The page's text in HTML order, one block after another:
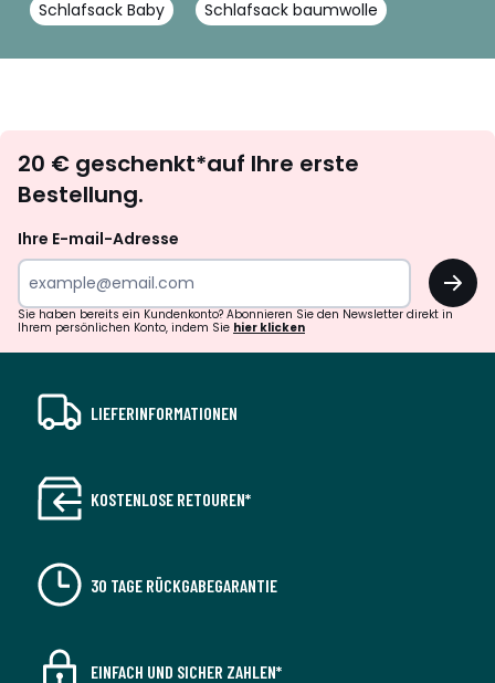
Schlafsack Baby Schlafsack baumwolle
abonnieren
20 € geschenkt*auf Ihre erste
Bestellung.
Ihre E-mail-Adresse
OK
Sie haben bereits ein Kundenkonto? Abonnieren Sie den Newsletter direkt in
Ihrem persönlichen Konto, indem Sie hier klicken
LIEFERINFORMATIONEN
KOSTENLOSE RETOUREN*
30 TAGE RÜCKGABEGARANTIE
EINFACH UND SICHER ZAHLEN*